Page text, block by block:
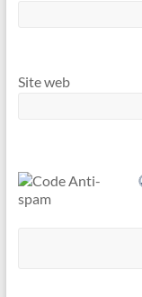
Site web